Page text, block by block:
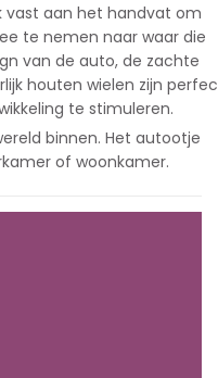
vast aan het handvat om
te nemen naar waar die
van de auto, de zachte
houten wielen zijn
te stimuleren.
binnen. Het autootje
of woonkamer.